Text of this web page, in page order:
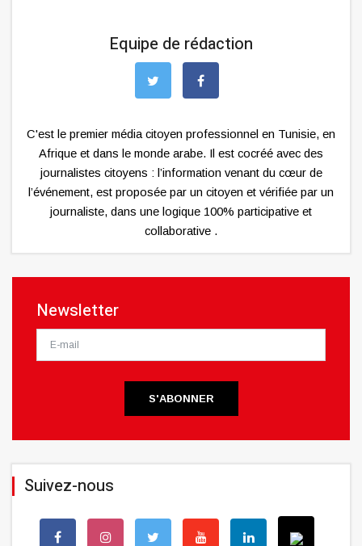
Equipe de rédaction
C'est le premier média citoyen professionnel en Tunisie, en
Afrique et dans le monde arabe. Il est cocréé avec des
journalistes citoyens : l’information venant du cœur de
l’événement, est proposée par un citoyen et vérifiée par un
journaliste, dans une logique 100% participative et
collaborative .
Newsletter
S'ABONNER
Suivez-nous